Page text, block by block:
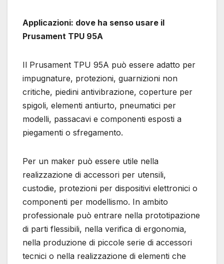
Applicazioni: dove ha senso usare il
Prusament TPU 95A
Il Prusament TPU 95A può essere adatto per
impugnature, protezioni, guarnizioni non
critiche, piedini antivibrazione, coperture per
spigoli, elementi antiurto, pneumatici per
modelli, passacavi e componenti esposti a
piegamenti o sfregamento.
Per un maker può essere utile nella
realizzazione di accessori per utensili,
custodie, protezioni per dispositivi elettronici o
componenti per modellismo. In ambito
professionale può entrare nella prototipazione
di parti flessibili, nella verifica di ergonomia,
nella produzione di piccole serie di accessori
tecnici o nella realizzazione di elementi che